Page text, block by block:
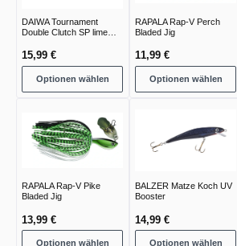
DAIWA Tournament
Double Clutch SP lime
15,99 €
Optionen wählen
RAPALA Rap-V Perch
Bladed Jig
11,99 €
Optionen wählen
RAPALA Rap-V Pike
Bladed Jig
13,99 €
Optionen wählen
BALZER Matze Koch UV
Booster
14,99 €
Optionen wählen